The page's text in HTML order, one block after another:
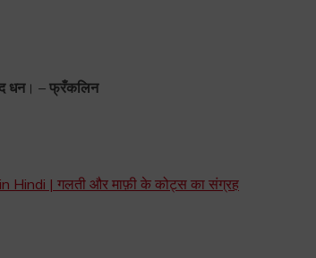
धन। – फ्रँकलिन
Hindi | गलती और माफ़ी के कोट्स का संग्रह